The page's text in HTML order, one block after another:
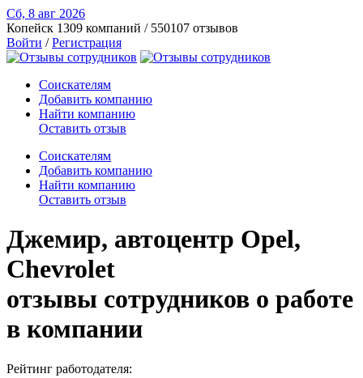
Сб, 8 авг 2026
Копейск 1309 компаний / 550107 отзывов
Войти /Регистрация
Соискателям
Добавить компанию
Найти компанию
Оставить отзыв
Соискателям
Добавить компанию
Найти компанию
Оставить отзыв
Джемир, автоцентр Opel,
Chevrolet
отзывы сотрудников о работе
в компании
Рейтинг работодателя: